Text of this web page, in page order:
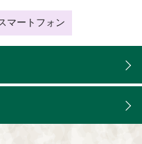
マートフォン